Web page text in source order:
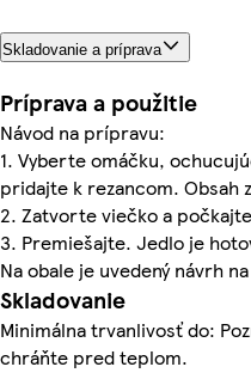
Skladovanie a príprava
Príprava a použitie
Návod na prípravu:
1. Vyberte omáčku,
pridajte k rezancom. Obsah
2. Zatvorte viečko a
3. Premiešajte. Jedlo je
Na obale je uvedený návrh
Skladovanie
Minimálna trvanlivosť do:
chráňte pred teplom.